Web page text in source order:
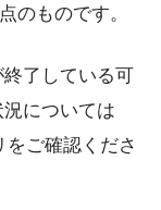
のものです。
了している可
については
をご確認くださ